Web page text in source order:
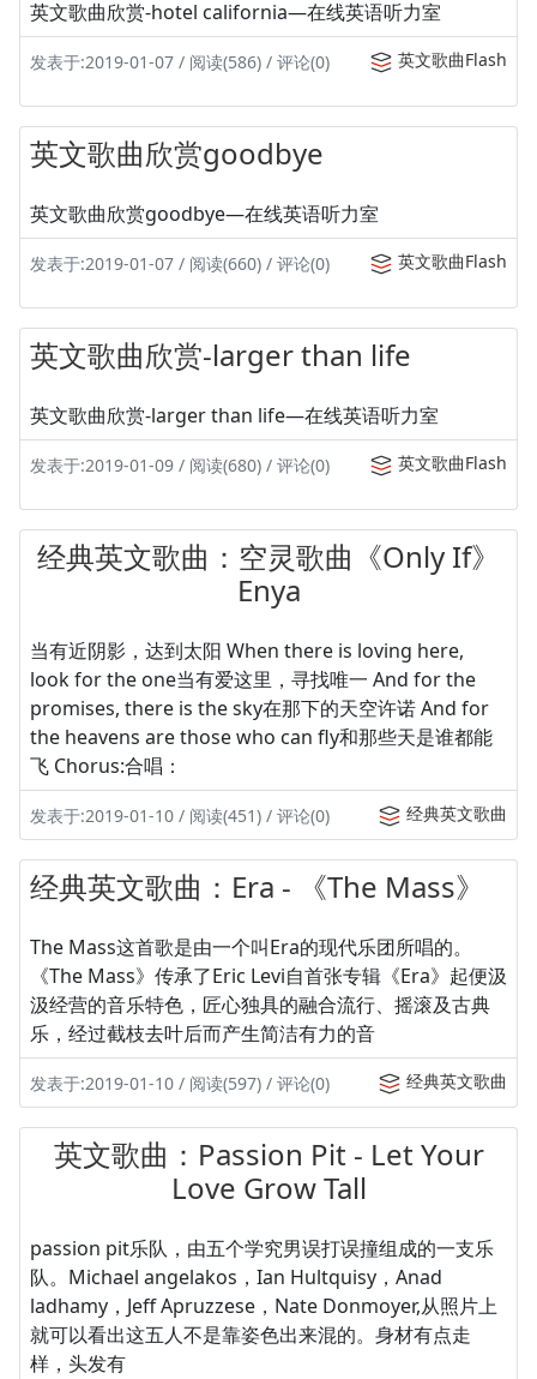
英文歌曲欣赏-hotel california—在线英语听力室
发表于:2019-01-07 / 阅读(586) / 评论(0) 英文歌曲Flash
英文歌曲欣赏goodbye
英文歌曲欣赏goodbye—在线英语听力室
发表于:2019-01-07 / 阅读(660) / 评论(0) 英文歌曲Flash
英文歌曲欣赏-larger than life
英文歌曲欣赏-larger than life—在线英语听力室
发表于:2019-01-09 / 阅读(680) / 评论(0) 英文歌曲Flash
经典英文歌曲：空灵歌曲《Only If》
Enya
当有近阴影，达到太阳 When there is loving here,
look for the one当有爱这里，寻找唯一 And for the
promises, there is the sky在那下的天空许诺 And for
the heavens are those who can fly和那些天是谁都能
飞 Chorus:合唱：
发表于:2019-01-10 / 阅读(451) / 评论(0) 经典英文歌曲
经典英文歌曲：Era - 《The Mass》
The Mass这首歌是由一个叫Era的现代乐团所唱的。
《The Mass》传承了Eric Levi自首张专辑《Era》起便汲
汲经营的音乐特色，匠心独具的融合流行、摇滚及古典
乐，经过截枝去叶后而产生简洁有力的音
发表于:2019-01-10 / 阅读(597) / 评论(0) 经典英文歌曲
英文歌曲：Passion Pit - Let Your
Love Grow Tall
passion pit乐队，由五个学究男误打误撞组成的一支乐
队。Michael angelakos，Ian Hultquisy，Anad
ladhamy，Jeff Apruzzese，Nate Donmoyer,从照片上
就可以看出这五人不是靠姿色出来混的。身材有点走
样，头发有